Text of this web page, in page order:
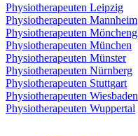
Physiotherapeuten Leipzig
Physiotherapeuten Mannheim
Physiotherapeuten
Physiotherapeuten München
Physiotherapeuten Münster
Physiotherapeuten Nürnberg
Physiotherapeuten Stuttgart
Physiotherapeuten Wiesbaden
Physiotherapeuten Wuppertal